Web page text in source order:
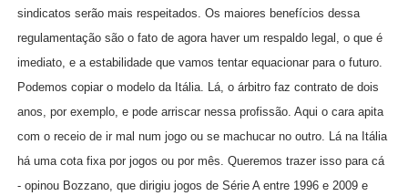
sindicatos serão mais respeitados. Os maiores benefícios dessa
regulamentação são o fato de agora haver um respaldo legal, o que é
imediato, e a estabilidade que vamos tentar equacionar para o futuro.
Podemos copiar o modelo da Itália. Lá, o árbitro faz contrato de dois
anos, por exemplo, e pode arriscar nessa profissão. Aqui o cara apita
com o receio de ir mal num jogo ou se machucar no outro. Lá na Itália
há uma cota fixa por jogos ou por mês. Queremos trazer isso para cá
- opinou Bozzano, que dirigiu jogos de Série A entre 1996 e 2009 e